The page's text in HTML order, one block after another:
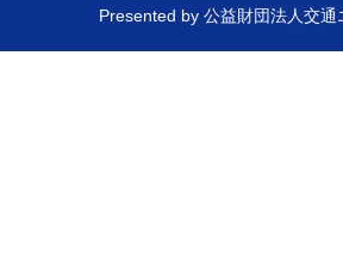
Presented by 公益財団法人交